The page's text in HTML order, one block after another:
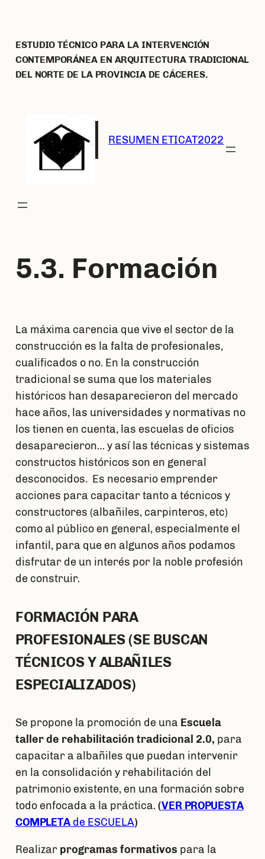
contenido
ESTUDIO TÉCNICO PARA LA INTERVENCIÓN
CONTEMPORÁNEA EN ARQUITECTURA TRADICIONAL
DEL NORTE DE LA PROVINCIA DE CÁCERES.
RESUMEN ETICAT2022
5.3. Formación
La máxima carencia que vive el sector de la
construcción es la falta de profesionales,
cualificados o no. En la construcción
tradicional se suma que los materiales
históricos han desaparecieron del mercado
hace años, las universidades y normativas no
los tienen en cuenta, las escuelas de oficios
desaparecieron… y así las técnicas y sistemas
constructos históricos son en general
desconocidos. Es necesario emprender
acciones para capacitar tanto a técnicos y
constructores (albañiles, carpinteros, etc)
como al público en general, especialmente el
infantil, para que en algunos años podamos
disfrutar de un interés por la noble profesión
de construir.
FORMACIÓN PARA
PROFESIONALES (SE BUSCAN
TÉCNICOS Y ALBAÑILES
ESPECIALIZADOS)
Se propone la promoción de una Escuela
taller de rehabilitación tradicional 2.0, para
capacitar a albañiles que puedan intervenir
en la consolidación y rehabilitación del
patrimonio existente, en una formación sobre
todo enfocada a la práctica. (VER PROPUESTA
COMPLETAde ESCUELA)
Realizar programas formativos para la